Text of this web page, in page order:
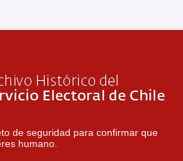
de seguridad para confirmar que
humano.